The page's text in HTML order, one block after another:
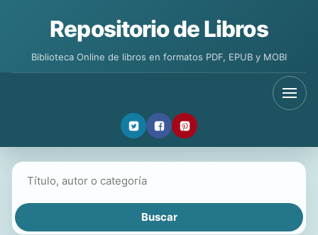
Repositorio de Libros
Biblioteca Online de libros en formatos PDF, EPUB y MOBI